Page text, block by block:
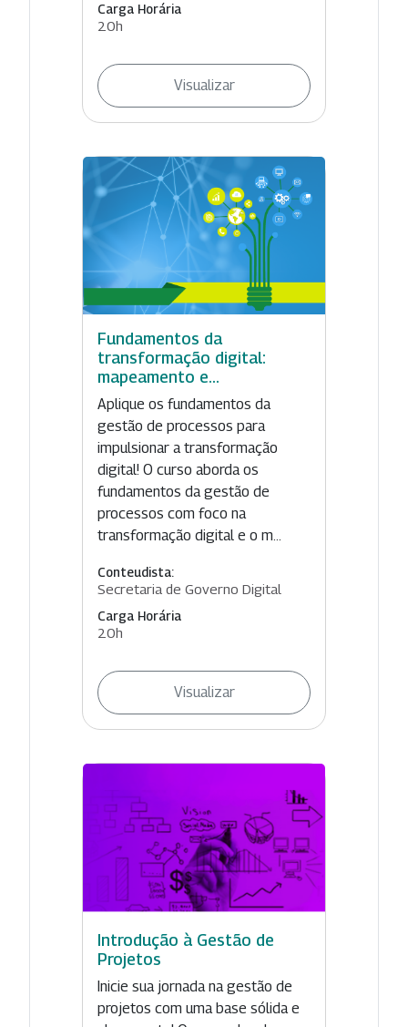
Carga Horária
20h
Visualizar
Fundamentos da
transformação digital:
mapeamento e...
Aplique os fundamentos da
gestão de processos para
impulsionar a transformação
digital! O curso aborda os
fundamentos da gestão de
processos com foco na
transformação digital e o m...
Conteudista:
Secretaria de Governo Digital
Carga Horária
20h
Visualizar
Introdução à Gestão de
Projetos
Inicie sua jornada na gestão de
projetos com uma base sólida e